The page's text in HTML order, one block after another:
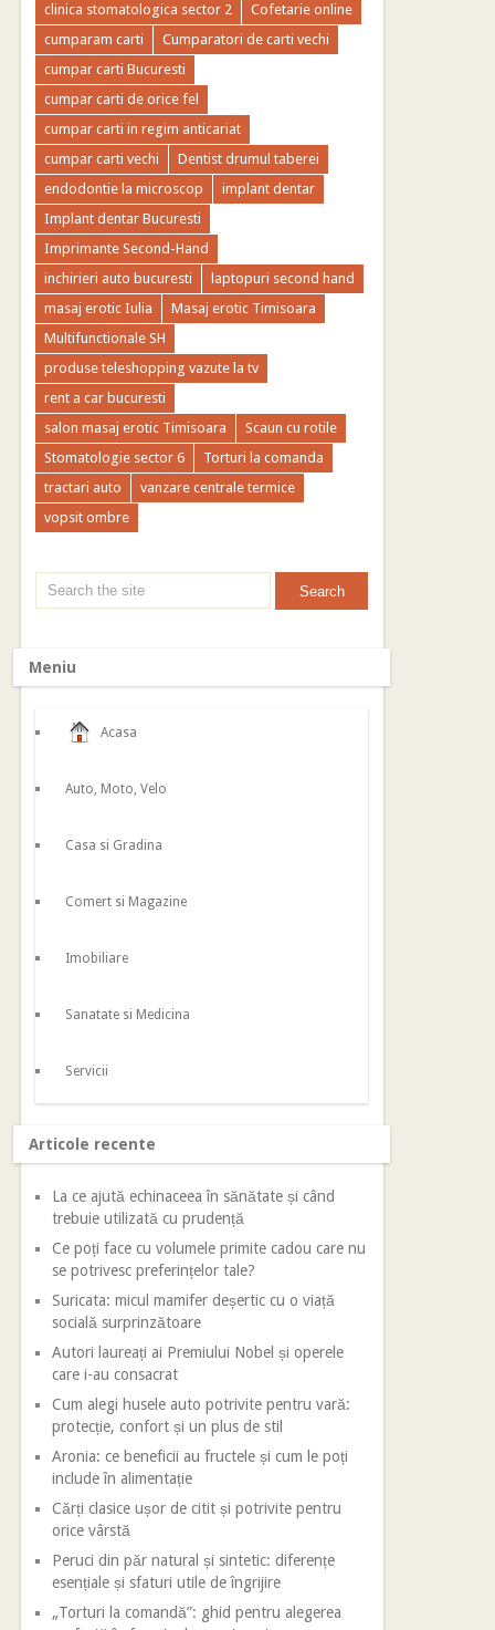
clinica stomatologica sector 2
Cofetarie online
cumparam carti
Cumparatori de carti vechi
cumpar carti Bucuresti
cumpar carti de orice fel
cumpar carti in regim anticariat
cumpar carti vechi
Dentist drumul taberei
endodontie la microscop
implant dentar
Implant dentar Bucuresti
Imprimante Second-Hand
inchirieri auto bucuresti
laptopuri second hand
masaj erotic Iulia
Masaj erotic Timisoara
Multifunctionale SH
produse teleshopping vazute la tv
rent a car bucuresti
salon masaj erotic Timisoara
Scaun cu rotile
Stomatologie sector 6
Torturi la comanda
tractari auto
vanzare centrale termice
vopsit ombre
Meniu
Acasa
Auto, Moto, Velo
Casa si Gradina
Comert si Magazine
Imobiliare
Sanatate si Medicina
Servicii
Articole recente
La ce ajută echinaceea în sănătate și când
trebuie utilizată cu prudență
Ce poți face cu volumele primite cadou care nu
se potrivesc preferințelor tale?
Suricata: micul mamifer deșertic cu o viață
socială surprinzătoare
Autori laureați ai Premiului Nobel și operele
care i-au consacrat
Cum alegi husele auto potrivite pentru vară:
protecție, confort și un plus de stil
Aronia: ce beneficii au fructele și cum le poți
include în alimentație
Cărți clasice ușor de citit și potrivite pentru
orice vârstă
Peruci din păr natural și sintetic: diferențe
esențiale și sfaturi utile de îngrijire
„Torturi la comandă”: ghid pentru alegerea